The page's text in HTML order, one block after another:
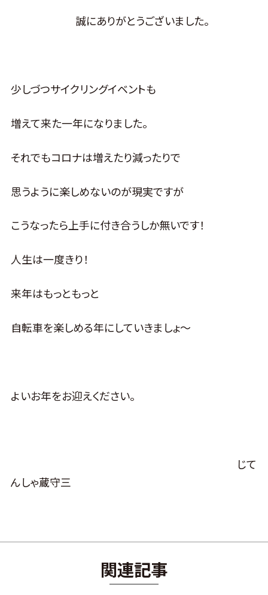
誠にありがとうございました。
少しづつサイクリングイベントも
増えて来た一年になりました。
それでもコロナは増えたり減ったりで
思うように楽しめないのが現実ですが
こうなったら上手に付き合うしか無いです！
人生は一度きり！
来年はもっともっと
自転車を楽しめる年にしていきましょ～
よいお年をお迎えください。
じて
んしゃ蔵守三
関連記事